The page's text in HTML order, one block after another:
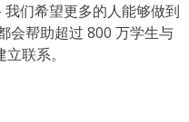
们希望更多的人能够做到
会帮助超过 800 万学生与
联系。